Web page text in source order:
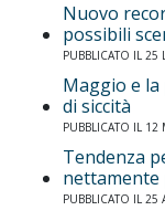
Nuovo
possibili
PUBBLICATO IL 25
Maggio e
di siccità
PUBBLICATO IL
Tendenza
nettamente
PUBBLICATO IL 25